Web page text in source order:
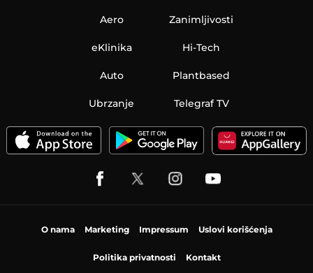
Aero Zanimljivosti
eKlinika Hi-Tech
Auto Plantbased
Ubrzanje Telegraf TV
O nama Marketing Impressum Uslovi korišćenja
Politika privatnosti Kontakt